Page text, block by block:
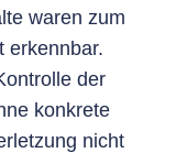
waren zum
erkennbar.
der
konkrete
nicht